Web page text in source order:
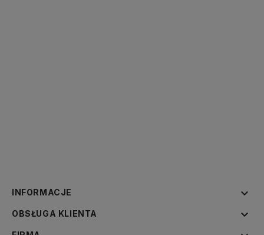
INFORMACJE 
OBSŁUGA KLIENTA 